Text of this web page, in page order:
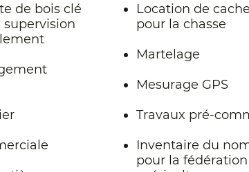
de bois clé
Location de
pour la chasse
Martelage
Mesurage GPS
Travaux pré-
Inventaire du
pour la